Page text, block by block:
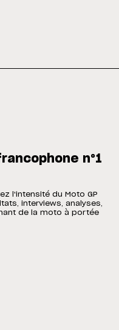
n°1
l'intensité du Moto GP
interviews, analyses,
de la moto à portée